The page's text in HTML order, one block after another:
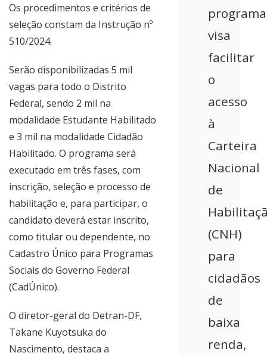
programa
visa
facilitar
o
acesso
à
Carteira
Nacional
de
(CNH)
para
cidadãos
de
baixa
renda,
Os procedimentos e critérios de
seleção constam da Instrução nº
510/2024.
Serão disponibilizadas 5 mil
vagas para todo o Distrito
Federal, sendo 2 mil na
modalidade Estudante Habilitado
e 3 mil na modalidade Cidadão
Habilitado. O programa será
executado em três fases, com
inscrição, seleção e processo de
habilitação e, para participar, o
candidato deverá estar inscrito,
como titular ou dependente, no
Cadastro Único para Programas
Sociais do Governo Federal
(CadÚnico).
O diretor-geral do Detran-DF,
Takane Kuyotsuka do
Nascimento, destaca a